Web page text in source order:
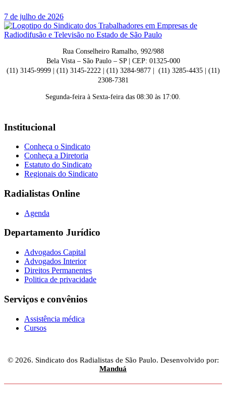
7 de julho de 2026
Rua Conselheiro Ramalho, 992/988
Bela Vista – São Paulo – SP | CEP: 01325-000
(11) 3145-9999 | (11) 3145-2222 | (11) 3284-9877 | (11) 3285-4435 | (11)
2308-7381
Segunda-feira à Sexta-feira das 08:30 às 17:00.
Institucional
Conheça o Sindicato
Conheça a Diretoria
Estatuto do Sindicato
Regionais do Sindicato
Radialistas Online
Agenda
Departamento Jurídico
Advogados Capital
Advogados Interior
Direitos Permanentes
Politica de privacidade
Serviços e convênios
Assistência médica
Cursos
© 2026. Sindicato dos Radialistas de São Paulo. Desenvolvido por:
Manduá